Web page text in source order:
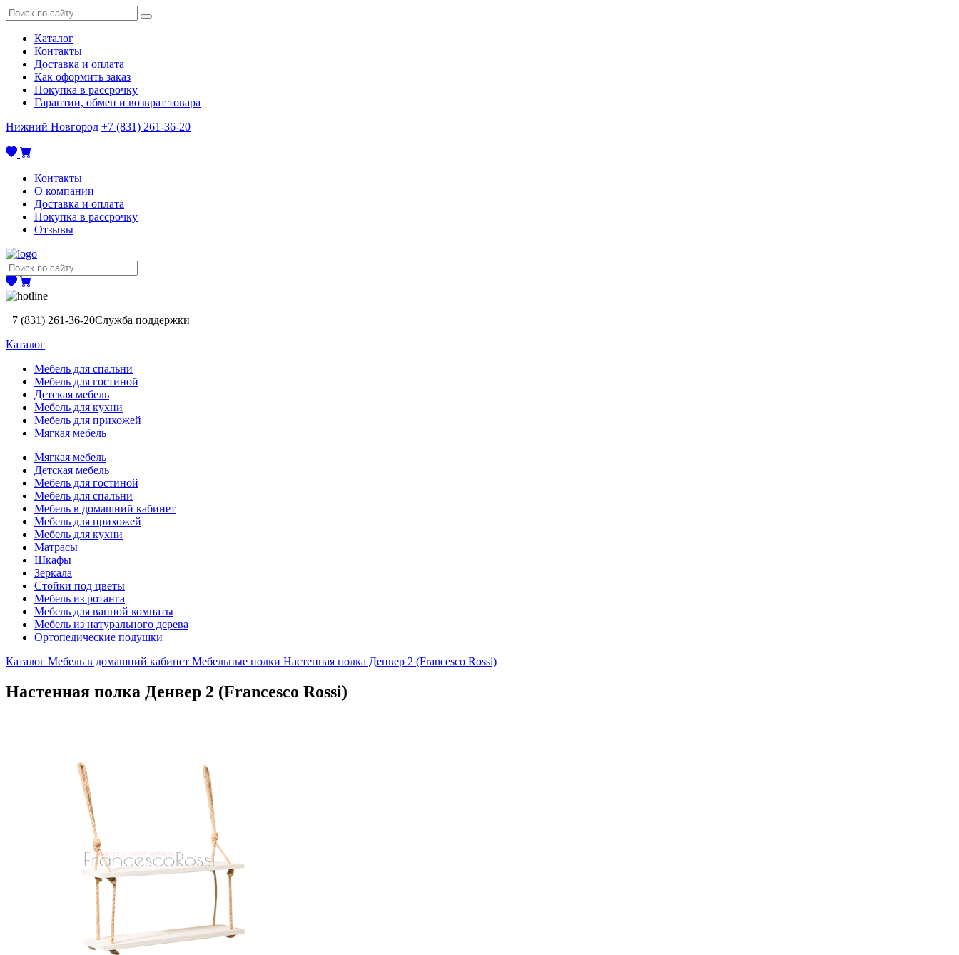
Каталог
Контакты
Доставка и оплата
Как оформить заказ
Покупка в рассрочку
Гарантии, обмен и возврат товара
Нижний Новгород +7 (831) 261-36-20
Контакты
О компании
Доставка и оплата
Покупка в рассрочку
Отзывы
+7 (831) 261-36-20Служба поддержки
Каталог
Мебель для спальни
Мебель для гостиной
Детская мебель
Мебель для кухни
Мебель для прихожей
Мягкая мебель
Мягкая мебель
Детская мебель
Мебель для гостиной
Мебель для спальни
Мебель в домашний кабинет
Мебель для прихожей
Мебель для кухни
Матрасы
Шкафы
Зеркала
Стойки под цветы
Мебель из ротанга
Мебель для ванной комнаты
Мебель из натурального дерева
Ортопедические подушки
Каталог Мебель в домашний кабинет Мебельные полки Настенная полка Денвер 2 (Francesco Rossi)
Настенная полка Денвер 2 (Francesco Rossi)